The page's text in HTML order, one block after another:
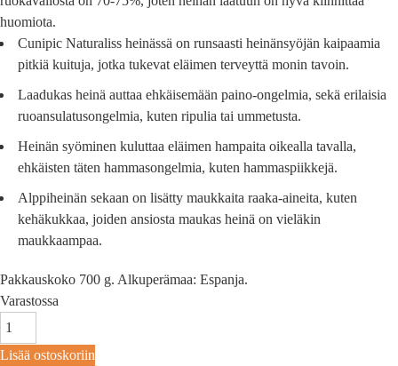
huomiota.
Cunipic Naturaliss heinässä on runsaasti heinänsyöjän kaipaamia
pitkiä kuituja, jotka tukevat eläimen terveyttä monin tavoin.
Laadukas heinä auttaa ehkäisemään paino-ongelmia, sekä erilaisia
ruoansulatusongelmia, kuten ripulia tai ummetusta.
Heinän syöminen kuluttaa eläimen hampaita oikealla tavalla,
ehkäisten täten hammasongelmia, kuten hammaspiikkejä.
Alppiheinän sekaan on lisätty maukkaita raaka-aineita, kuten
kehäkukkaa, joiden ansiosta maukas heinä on vieläkin
maukkaampaa.
Pakkauskoko 700 g. Alkuperämaa: Espanja.
Varastossa
Lisää ostoskoriin